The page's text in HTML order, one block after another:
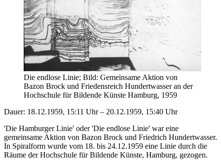
Die endlose Linie; Bild: Gemeinsame Aktion von
Bazon Brock und Friedensreich Hundertwasser an der
Hochschule für Bildende Künste Hamburg, 1959
Dauer: 18.12.1959, 15:11 Uhr – 20.12.1959, 15:40 Uhr
'Die Hamburger Linie' oder 'Die endlose Linie' war eine
gemeinsame Aktion von Bazon Brock und Friedrich Hundertwasser.
In Spiralform wurde vom 18. bis 24.12.1959 eine Linie durch die
Räume der Hochschule für Bildende Künste, Hamburg, gezogen.